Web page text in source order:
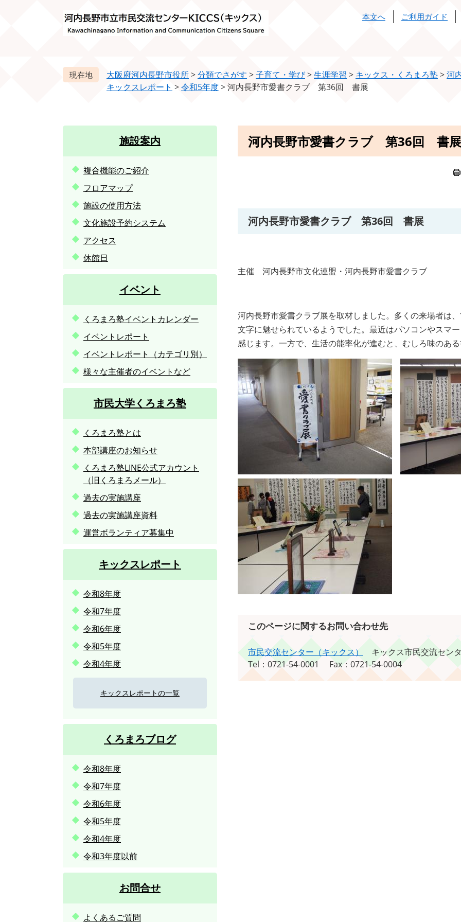
本文へ ご利用ガイド
大阪府河内長野市役所>分類でさがす >子育て・学び>生涯学習 > キックス・くろまろ塾>河
キックスレポート >令和5年度>河内長野市愛書クラブ 第36回 書展
河内長野市愛書クラブ 第36回 書展
河内長野市愛書クラブ 第36回 書展
主催 河内長野市文化連盟・河内長野市愛書クラブ
河内長野市愛書クラブ展を取材しました。多くの来場者は
文字に魅せられているようでした。最近はパソコンやスマ
感じます。一方で、生活の能率化が進むと、むしろ味のあ
このページに関するお問い合わせ先
市民交流センター（キックス）
キックス市民交流セン
Tel：0721-54-0001
Fax：0721-54-0004
施設案内
複合機能のご紹介
フロアマップ
施設の使用方法
文化施設予約システム
アクセス
休館日
イベント
くろまろ塾イベントカレンダー
イベントレポート
イベントレポート（カテゴリ別）
様々な主催者のイベントなど
市民大学くろまろ塾
くろまろ塾とは
本部講座のお知らせ
くろまろ塾LINE公式アカウント
（旧くろまろメール）
過去の実施講座
過去の実施講座資料
運営ボランティア募集中
キックスレポート
令和8年度
令和7年度
令和6年度
令和5年度
令和4年度
キックスレポートの一覧
くろまろブログ
令和8年度
令和7年度
令和6年度
令和5年度
令和4年度
令和3年度以前
お問合せ
よくあるご質問